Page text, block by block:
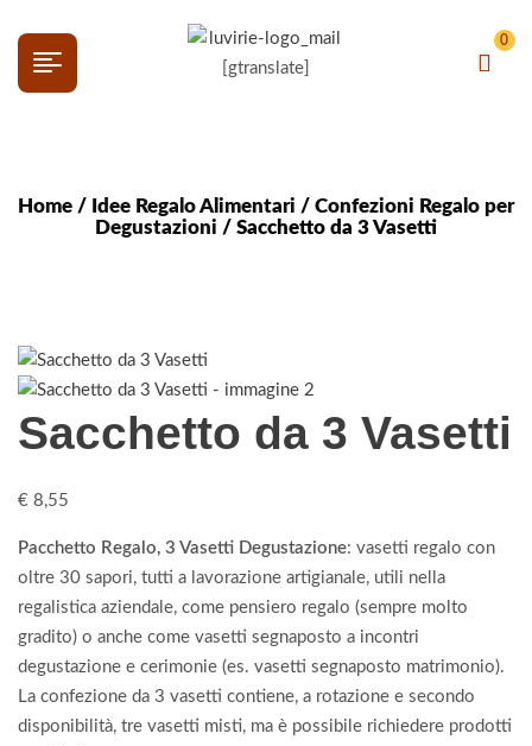
[gtranslate]
0
Home / Idee Regalo Alimentari / Confezioni Regalo per
Degustazioni / Sacchetto da 3 Vasetti
Sacchetto da 3 Vasetti
€ 8,55
Pacchetto Regalo, 3 Vasetti Degustazione: vasetti regalo con
oltre 30 sapori, tutti a lavorazione artigianale, utili nella
regalistica aziendale, come pensiero regalo (sempre molto
gradito) o anche come vasetti segnaposto a incontri
degustazione e cerimonie (es. vasetti segnaposto matrimonio).
La confezione da 3 vasetti contiene, a rotazione e secondo
disponibilità, tre vasetti misti, ma è possibile richiedere prodotti